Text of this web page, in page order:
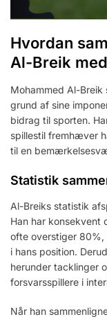
Hvordan
Al-Breik
Mohammed Al-
grund af sine
bidrag til sporten.
spillestil fremhæver
til en
Statistik
Al-Breiks statistik
Han har konsekvent
ofte overstiger
i hans position.
herunder tacklinger
forsvarsspillere i
Når han